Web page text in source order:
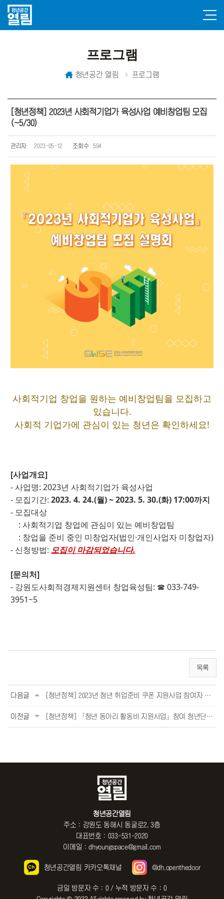
프로그램
청년공간 열림 프로그램
[청년정책] 2023년 사회적기업가 육성사업 예비창업팀 모집
(~5/30)
관리자 2023-05-12 조회수 594
사회적기업 창업을 원하는 예비창업팀을 모집하고
있습니다.
사회적 기업가에 관심이 있는 청년은 확인하세요!
[사업개요]
- 사업명: 2023년 사회적기업가 육성사업
- 모집기간: 2023. 4. 24.(월) ~ 2023. 5. 30.(화) 17:00까지
- 모집대상
: 사회적기업 창업에 관심이 있는 예비창업팀
: 창업을 준비 중인 미창업자(법인·개인사업자 미창업자)
- 신청방법: 모집이 마감되었습니다.
[문의처]
- 강원도사회적경제지원센터 창업육성팀: ☎ 033-749-
3951~5
목록
다음글 [청년정책] 2023년 청년 취업준비 쿠폰 지원사업 참여자 2차 모집(~5/21)
이전글 [청년정책] 「청년 동아리 활동비 지원사업」참여 청년단체 모집 공고(~5/24)
청년공간열림
주소 : 강원도 동해시 동굴로2, 3층
대표번호 : 033-531-2020
이메일 : dhyoungspace@gmail.com
청년공간열림 카카오톡채널 @dh.openthedoor
금일 방문자 수 : 0 / 누적 방문자 수 : 0